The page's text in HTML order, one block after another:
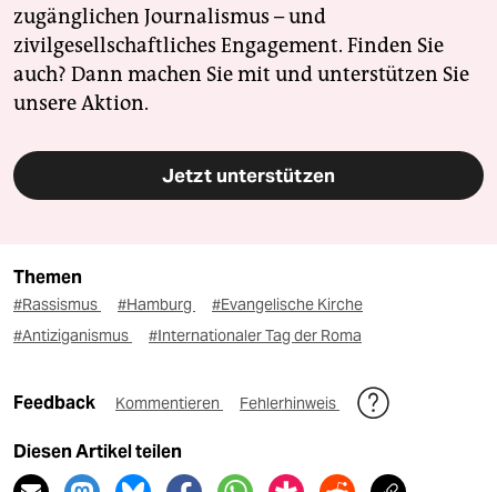
zugänglichen Journalismus – und
zivilgesellschaftliches Engagement. Finden Sie
auch? Dann machen Sie mit und unterstützen Sie
unsere Aktion.
Jetzt unterstützen
Themen
#Rassismus #Hamburg
#Evangelische Kirche
#Antiziganismus
#Internationaler Tag der Roma
Feedback Kommentieren Fehlerhinweis
Diesen Artikel teilen